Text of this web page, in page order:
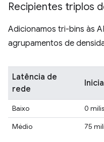
Recipientes triplos
Adicionamos tri-bins às
agrupamentos de
Latência de
rede
Baixo 0
Médio
75